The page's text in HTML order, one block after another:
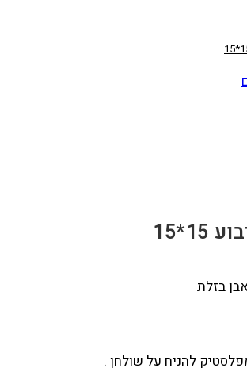
בזלת
להניח על שולחן .